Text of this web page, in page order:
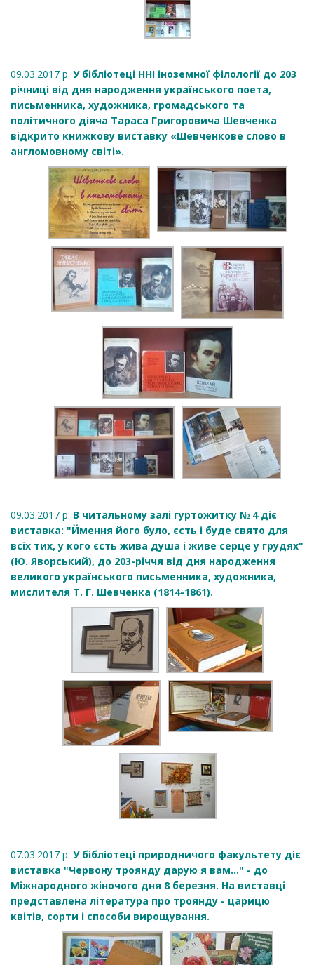
09.03.2017 р. У бібліотеці ННІ іноземної філології до 203
річниці від дня народження українського поета,
письменника, художника, громадського та
політичного діяча Тараса Григоровича Шевченка
відкрито книжкову виставку «Шевченкове слово в
англомовному світі».
09.03.2017 р. В читальному залі гуртожитку № 4 діє
виставка: "Ймення його було, єсть і буде свято для
всіх тих, у кого єсть жива душа і живе серце у грудях"
(Ю. Яворський), до 203-річчя від дня народження
великого українського письменника, художника,
мислителя Т. Г. Шевченка (1814-1861).
07.03.2017 р. У бібліотеці природничого факультету діє
виставка "Червону троянду дарую я вам..." - до
Міжнародного жіночого дня 8 березня. На виставці
представлена література про троянду - царицю
квітів, сорти і способи вирощування.